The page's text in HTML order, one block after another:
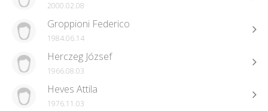
2000.02.08
Groppioni Federico
1984.06.14
Herczeg József
1966.08.03
Heves Attila
1976.11.03